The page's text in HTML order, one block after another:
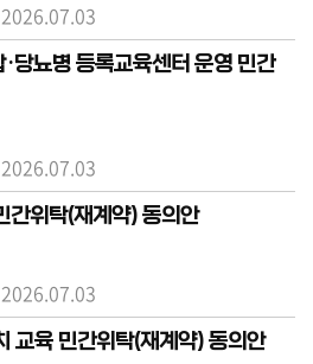
2026.07.03
당뇨병 등록교육센터 운영 민간
2026.07.03
간위탁(재계약) 동의안
2026.07.03
교육 민간위탁(재계약) 동의안